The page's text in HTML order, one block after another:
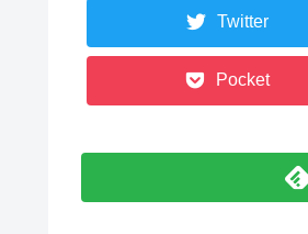
Twitter
Pocket